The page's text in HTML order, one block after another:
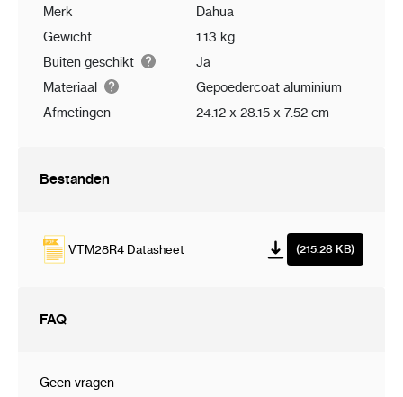
Merk
Dahua
Gewicht
1.13 kg
Buiten geschikt
Ja
Materiaal
Gepoedercoat aluminium
Afmetingen
24.12 x 28.15 x 7.52 cm
Bestanden
VTM28R4 Datasheet (215.28 KB)
FAQ
Geen vragen